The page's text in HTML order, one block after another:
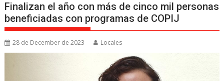
Finalizan el año con más de cinco mil personas
beneficiadas con programas de COPIJ
28 de December de 2023 Locales